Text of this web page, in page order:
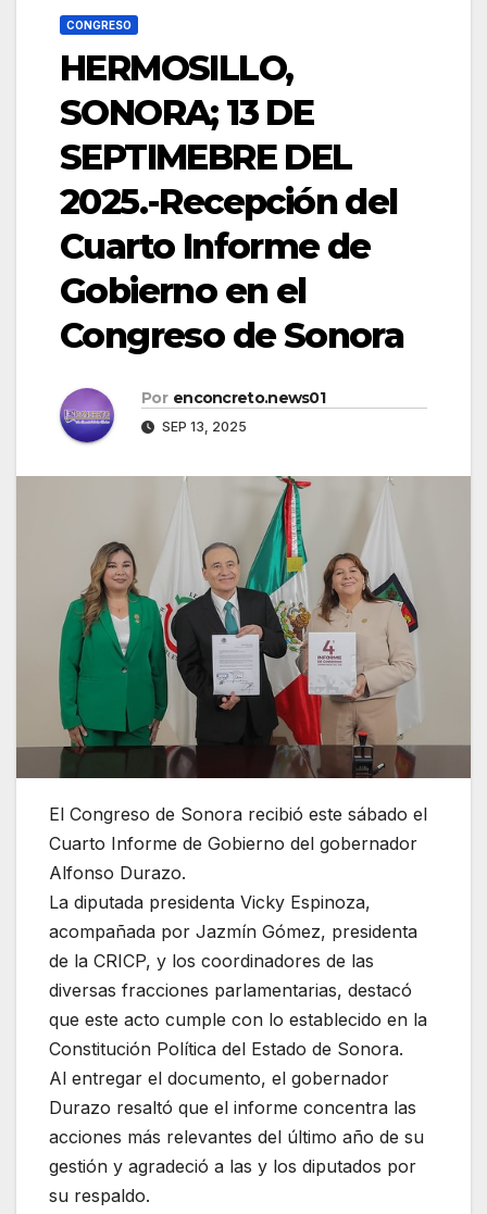
CONGRESO
HERMOSILLO,
SONORA; 13 DE
SEPTIMEBRE DEL
2025.-Recepción del
Cuarto Informe de
Gobierno en el
Congreso de Sonora
Por enconcreto.news01
SEP 13, 2025
El Congreso de Sonora recibió este sábado el
Cuarto Informe de Gobierno del gobernador
Alfonso Durazo.
La diputada presidenta Vicky Espinoza,
acompañada por Jazmín Gómez, presidenta
de la CRICP, y los coordinadores de las
diversas fracciones parlamentarias, destacó
que este acto cumple con lo establecido en la
Constitución Política del Estado de Sonora.
Al entregar el documento, el gobernador
Durazo resaltó que el informe concentra las
acciones más relevantes del último año de su
gestión y agradeció a las y los diputados por
su respaldo.